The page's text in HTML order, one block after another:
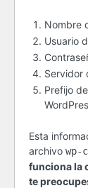
Nombre
Usuario
Servidor
Prefijo
Esta
archivo wp-
funciona la
te